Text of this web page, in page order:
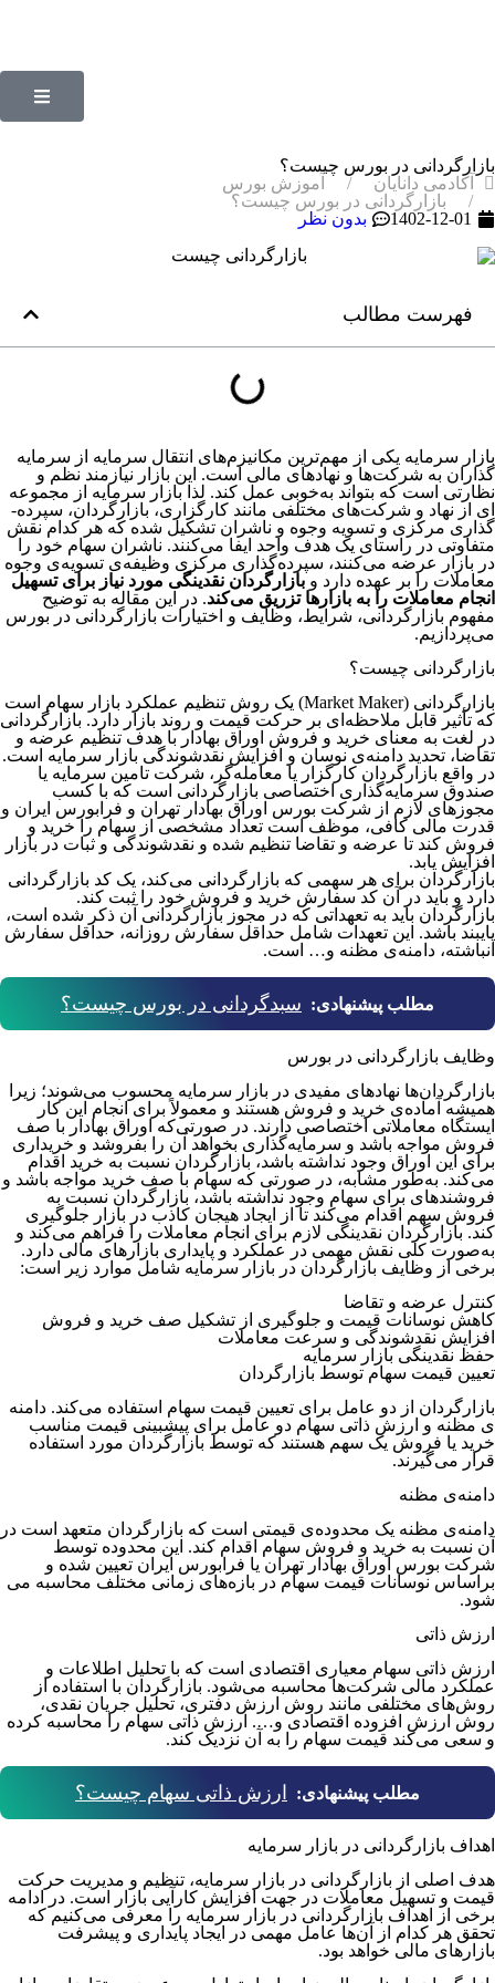
بازارگردانی در بورس چیست؟
آکادمی دانایان
آموزش بورس
بازارگردانی در بورس چیست؟
1402-12-01
بدون نظر
فهرست مطالب
بازار سرمایه یکی از مهم‌­ترین مکانیزم­‌های انتقال سرمایه از سرمایه­‌
گذاران به شرکت‌­ها و نهادهای مالی است. این بازار نیازمند نظم و
نظارتی است که بتواند به‌خوبی عمل کند. لذا بازار سرمایه از مجموعه­‌
ای از نهاد و شرکت­‌های مختلفی مانند کارگزاری، بازارگردان، سپرده‌­
گذاری مرکزی و تسویه وجوه و ناشران تشکیل شده که هر کدام نقش
متفاوتی در راستای یک هدف واحد ایفا می‌­کنند. ناشران سهام خود را
در بازار عرضه می­‌کنند، سپرده­‌گذاری مرکزی وظیفه­‌ی تسویه­‌ی وجوه
معاملات را بر عهده دارد و بازارگردان نقدینگی مورد نیاز برای تسهیل
انجام معاملات را به بازارها تزریق میکند. در این مقاله به توضیح
مفهوم بازارگردانی، شرایط، وظایف و اختیارات بازارگردانی در بورس
می‌پردازیم.
بازارگردانی چیست؟
بازارگردانی (Market Maker) یک روش تنظیم عملکرد بازار سهام است
که تأثیر قابل ملاحظه‌ای بر حرکت قیمت‌ و روند بازار دارد. بازارگردانی
در لغت به معنای خرید و فروش اوراق بهادار با هدف تنظیم عرضه و
تقاضا، تحدید دامنه­‌ی نوسان و افزایش نقدشوندگی بازار سرمایه است.
در واقع بازارگردان کارگزار یا معامله­‌گر، شرکت تامین سرمایه یا
صندوق سرمایه­‌گذاری اختصاصی بازارگردانی است که با کسب
مجوزهای لازم از شرکت بورس اوراق بهادار تهران و فرابورس ایران و
قدرت مالی کافی، موظف است تعداد مشخصی از سهام را خرید و
فروش کند تا عرضه و تقاضا تنظیم شده و نقدشوندگی و ثبات در بازار
افزایش یابد.
بازارگردان برای هر سهمی که بازارگردانی می­‌کند، یک کد بازارگردانی
دارد و باید در آن کد سفارش خرید و فروش خود را ثبت کند.
بازارگردان باید به تعهداتی که در مجوز بازارگردانی آن ذکر شده است،
پایبند باشد. این تعهدات شامل حداقل سفارش روزانه، حداقل سفارش
انباشته، دامنه‌ی مظنه و… است.
مطلب پیشنهادی: سبدگردانی در بورس چیست؟
وظایف بازارگردانی در بورس
بازارگردان­‌ها نهادهای مفیدی در بازار سرمایه محسوب می­‌شوند؛ زیرا
همیشه آماده‌ی خرید و فروش هستند و معمولاً برای انجام این کار
ایستگاه معاملاتی اختصاصی دارند. در صورتی‌که اوراق بهادار با صف
فروش مواجه باشد و سرمایه‌­گذاری بخواهد آن را بفروشد و خریداری
برای این اوراق وجود نداشته باشد، بازارگردان نسبت به خرید اقدام
می­‌کند. به‌­طور مشابه، در صورتی که سهام با صف خرید مواجه باشد و
فروشنده­ای برای سهام وجود نداشته باشد، بازارگردان نسبت به
فروش سهم اقدام می­‌کند تا از ایجاد هیجان کاذب در بازار جلوگیری
کند. بازارگردان نقدینگی لازم برای انجام معاملات را فراهم می­‌کند و
به‌صورت کلی نقش مهمی در عملکرد و پایداری بازارهای مالی دارد.
برخی از وظایف بازارگردان‌ در بازار سرمایه شامل موارد زیر است:
کنترل عرضه و تقاضا
کاهش نوسانات قیمت‌ و جلوگیری از تشکیل صف خرید و فروش
افزایش نقدشوندگی و سرعت معاملات
حفظ نقدینگی بازار سرمایه
تعیین قیمت سهام توسط بازارگردان
بازارگردان از دو عامل برای تعیین قیمت سهام استفاده می­‌کند. دامنه­‌
ی مظنه و ارزش ذاتی سهام دو عامل برای پیش­بینی قیمت مناسب
خرید یا فروش یک سهم هستند که توسط بازارگردان مورد استفاده
قرار می­‌گیرند.
دامنه‌­ی مظنه
دامنه­‌ی مظنه یک محدوده­‌ی قیمتی است که بازارگردان متعهد است در
آن نسبت به خرید و فروش سهام اقدام کند. این محدوده توسط
شرکت بورس اوراق بهادار تهران یا فرابورس ایران تعیین شده و
براساس نوسانات قیمت سهام در بازه‌­های زمانی مختلف محاسبه می­‌
شود.
ارزش ذاتی
ارزش ذاتی سهام معیاری اقتصادی است که با تحلیل اطلاعات و
عملکرد مالی شرکت­‌ها محاسبه می‌شود. بازارگردان با استفاده از
روش­‌های مختلفی مانند روش ارزش دفتری، تحلیل جریان نقدی،
روش ارزش افزوده اقتصادی و…. ارزش ذاتی سهام را محاسبه کرده
و سعی می­‌کند قیمت سهام را به آن نزدیک کند.
مطلب پیشنهادی: ارزش ذاتی سهام چیست؟
اهداف بازارگردانی در بازار سرمایه
هدف اصلی از بازارگردانی در بازار سرمایه، تنظیم و مدیریت حرکت
قیمت‌ و تسهیل معاملات در جهت افزایش کارآیی بازار است. در ادامه
برخی از اهداف بازارگردانی در بازار سرمایه را معرفی می­‌کنیم که
تحقق هر کدام از آن‌ها عامل مهمی در ایجاد پایداری و پیشرفت
بازارهای مالی خواهد بود.